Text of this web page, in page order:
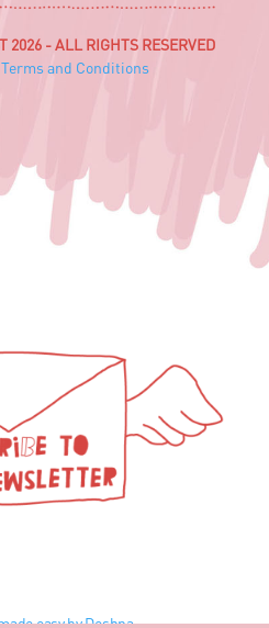
2026 - ALL RIGHTS RESERVED
Terms and Conditions
easy by Deshna